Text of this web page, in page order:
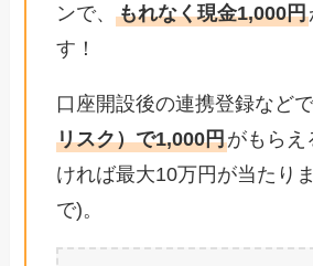
ンで、もれなく現金1,000円
す！
口座開設後の連携登録など
リスク）で1,000円がもらえ
ければ最大10万円が当たり
で)。